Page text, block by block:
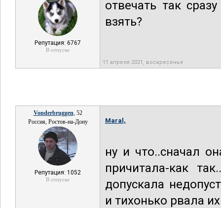
Репутация: 6767
В отпуске
отвечать так
взять?
11 апреля 2021, воскресенье
Vonderbruggen, 52
Россия, Ростов-на-Дону
Репутация: 1052
В отпуске
Maral,
ну и что..сначал
причитала-как
допускала
и тихонько рвала